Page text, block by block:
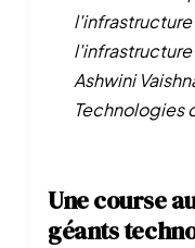
Ashwini
Technologies
Une course
géants